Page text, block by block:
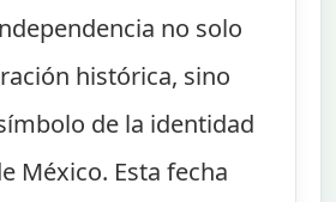
no solo
histórica, sino
de la identidad
México. Esta fecha